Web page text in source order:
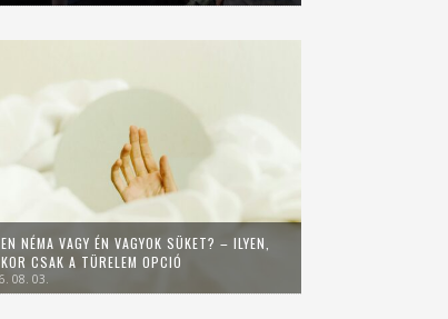
NÉMA VAGY ÉN VAGYOK SÜKET? – ILYEN,
CSAK A TÜRELEM OPCIÓ
08. 03.